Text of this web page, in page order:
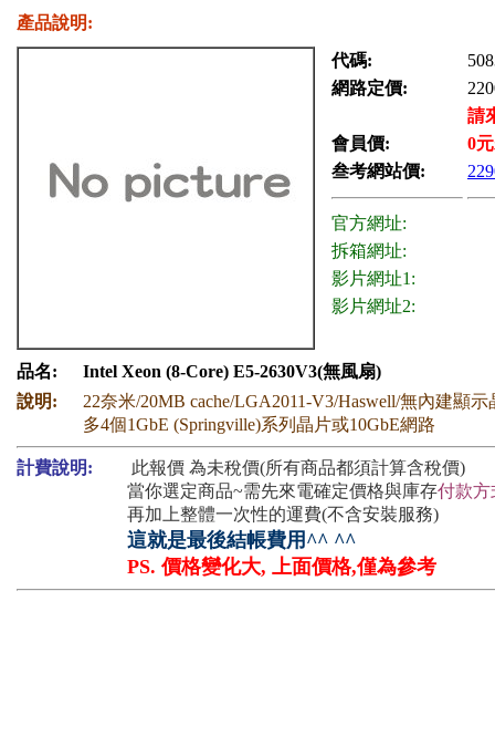
產品說明:
代碼:
網路定價:
請
會員價:
0
叁考網站價:
官方網址:
拆箱網址:
影片網址1:
影片網址2:
品名:
Intel Xeon (8-Core) E5-2630V3(無風扇)
說明:
22奈米/20MB cache/LGA2011-V3/Haswell/無內建顯
多4個1GbE (Springville)系列晶片或10GbE網路
計費說明:
此報價 為未稅價(所有商品都須計算含稅價)
當你選定商品~需先來電確定價格與庫存付款方
再加上整體一次性的運費(不含安裝服務)
這就是最後結帳費用^^ ^^
PS. 價格變化大, 上面價格,僅為參考